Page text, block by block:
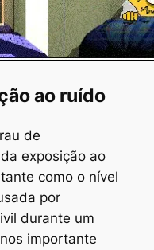
ao ruído
de
exposição ao
como o nível
por
durante um
importante